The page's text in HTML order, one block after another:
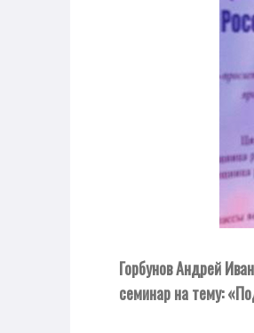
Горбунов Андрей
семинар на тему: